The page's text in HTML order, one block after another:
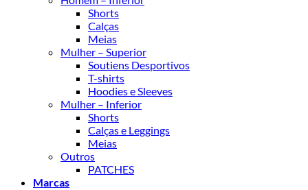
Shorts
Calças
Meias
Mulher – Superior
Soutiens Desportivos
T-shirts
Hoodies e Sleeves
Mulher – Inferior
Shorts
Calças e Leggings
Meias
Outros
PATCHES
Marcas